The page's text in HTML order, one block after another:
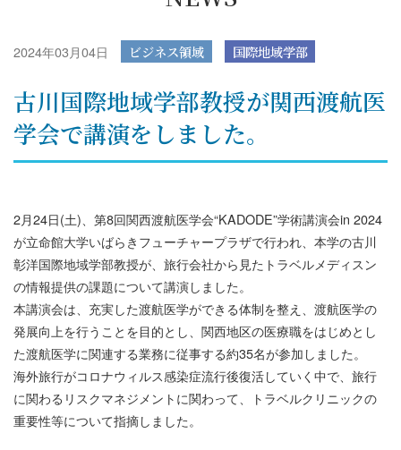
2024年03月04日 ビジネス領域 国際地域学部
古川国際地域学部教授が関西渡航医
学会で講演をしました。
2月24日(土)、第8回関西渡航医学会“KADODE”学術講演会in 2024
が立命館大学いばらきフューチャープラザで行われ、本学の古川
彰洋国際地域学部教授が、旅行会社から見たトラベルメディスン
の情報提供の課題について講演しました。
本講演会は、充実した渡航医学ができる体制を整え、渡航医学の
発展向上を行うことを目的とし、関西地区の医療職をはじめとし
た渡航医学に関連する業務に従事する約35名が参加しました。
海外旅行がコロナウィルス感染症流行後復活していく中で、旅行
に関わるリスクマネジメントに関わって、トラベルクリニックの
重要性等について指摘しました。